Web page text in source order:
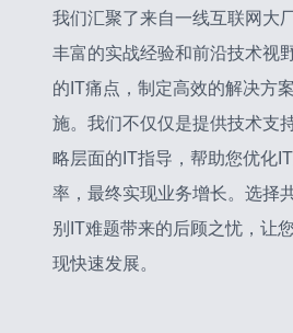
我们汇聚了来自一线互联网大
丰富的实战经验和前沿技术视
的IT痛点，制定高效的解决方
施。我们不仅仅是提供技术支
略层面的IT指导，帮助您优化
率，最终实现业务增长。选择
别IT难题带来的后顾之忧，让
现快速发展。